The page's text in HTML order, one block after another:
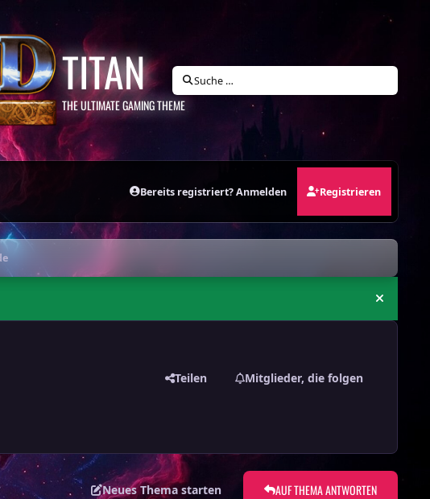
TITAN
THE ULTIMATE GAMING THEME
Suche …
Bereits registriert? Anmelden Registrieren
Teilen Mitglieder, die folgen
Neues Thema starten AUF THEMA ANTWORTEN